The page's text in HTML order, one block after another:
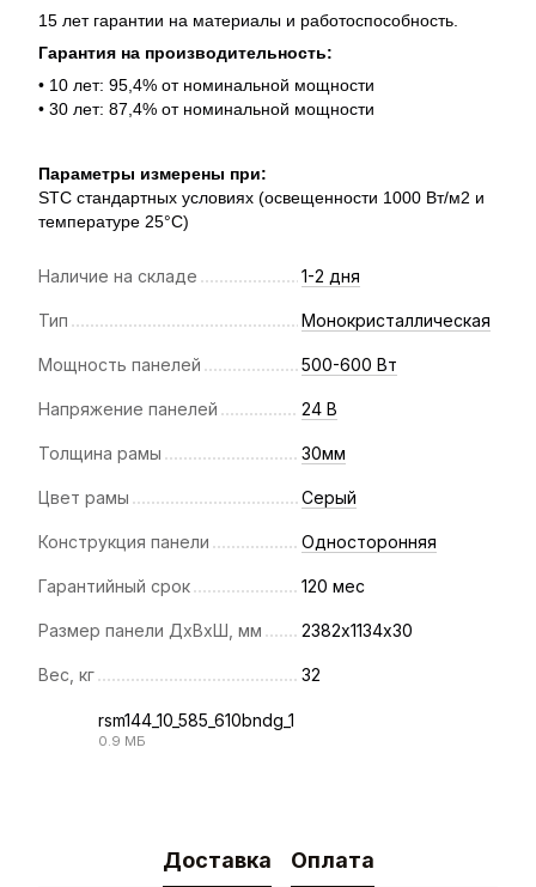
15 лет гарантии на материалы и работоспособность.
Гарантия на производительность:
• 10 лет: 95,4% от номинальной мощности
• 30 лет: 87,4% от номинальной мощности
Параметры измерены при:
STC стандартных условиях (освещенности 1000 Вт/м2 и
температуре 25°С)
Наличие на складе 1-2 дня
Тип Монокристаллическая
Мощность панелей 500-600 Вт
Напряжение панелей 24 В
Толщина рамы 30мм
Цвет рамы Серый
Конструкция панели Односторонняя
Гарантийный срок 120 мес
Размер панели ДхВхШ, мм 2382х1134х30
Вес, кг 32
rsm144_10_585_610bndg_1
0.9 МБ
Доставка Оплата